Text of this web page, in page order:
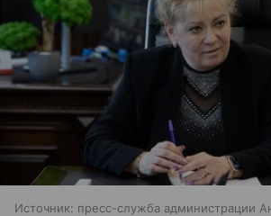
Источник: пресс-служба администрации